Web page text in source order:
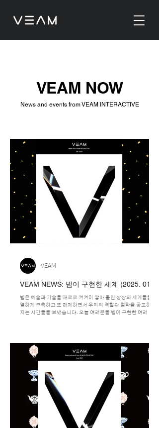
VEAM NOW
News and events from VEAM INTERACTIVE
VEAM NEWS: 빔이 구현한 세계 (2025. 01)
빔은 예술과 기술을 재료로 켜켜이 쌓아 올린 상상의 세계들을 치
열하게 구축하고 또 해체하면서 우리의 역할과 철학을 공고히 다
지는 시간들을 보냈습니다. 오늘 여러분을 빔이 구현한 여러 개의
VEAM